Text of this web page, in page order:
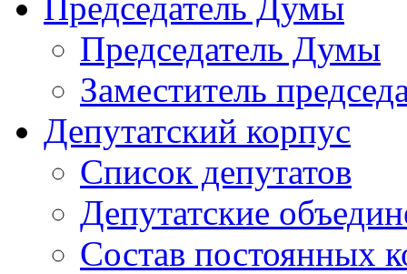
Председатель Думы
Заместитель
Депутатский корпус
Список депутатов
Депутатские
Состав постоянных